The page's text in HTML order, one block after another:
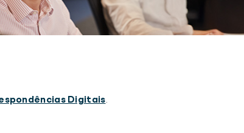
Digitais.